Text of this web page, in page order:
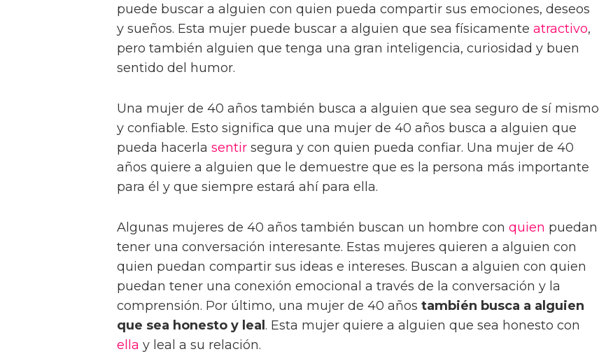
puede buscar a alguien con quien pueda compartir sus emociones, deseos
y sueños. Esta mujer puede buscar a alguien que sea físicamente atractivo,
pero también alguien que tenga una gran inteligencia, curiosidad y buen
sentido del humor.
Una mujer de 40 años también busca a alguien que sea seguro de sí mismo
y confiable. Esto significa que una mujer de 40 años busca a alguien que
pueda hacerla sentir segura y con quien pueda confiar. Una mujer de 40
años quiere a alguien que le demuestre que es la persona más importante
para él y que siempre estará ahí para ella.
Algunas mujeres de 40 años también buscan un hombre con quien puedan
tener una conversación interesante. Estas mujeres quieren a alguien con
quien puedan compartir sus ideas e intereses. Buscan a alguien con quien
puedan tener una conexión emocional a través de la conversación y la
comprensión. Por último, una mujer de 40 años también busca a alguien
que sea honesto y leal . Esta mujer quiere a alguien que sea honesto con
ella y leal a su relación.